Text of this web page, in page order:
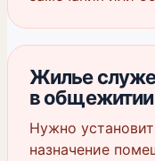
Жилье
в общежитии
Нужно
назначение